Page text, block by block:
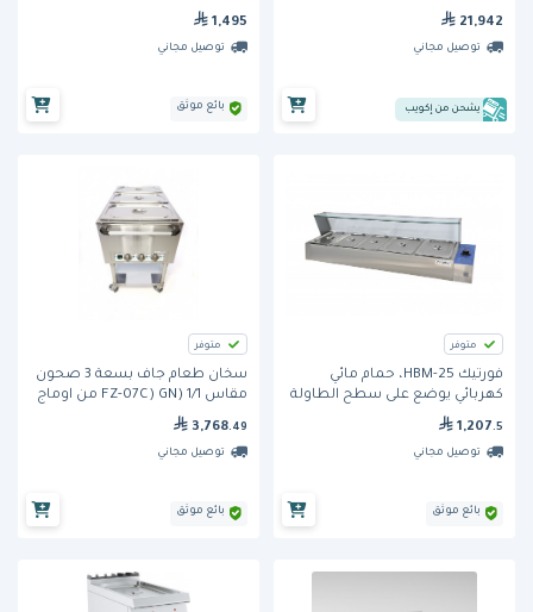
كاملة الحجم
21,942
توصيل مجاني
يشحن من إكويب
1,495
توصيل مجاني
بائع موثق
متوفر
فورتيك HBM-25، حمام مائي
كهربائي يوضع على سطح الطاولة
1,207 .5
توصيل مجاني
بائع موثق
متوفر
سخان طعام جاف بسعة 3 صحون
مقاس 1/1 (FZ-07C) GN من اوماج
3,768.49
توصيل مجاني
بائع موثق